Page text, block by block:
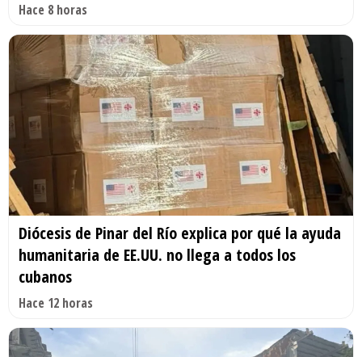
Hace 8 horas
Diócesis de Pinar del Río explica por qué la ayuda
humanitaria de EE.UU. no llega a todos los
cubanos
Hace 12 horas